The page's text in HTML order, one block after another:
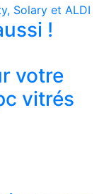
Solary et ALDI
!
votre
vitrés